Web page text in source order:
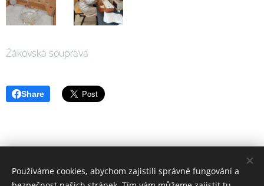
Žákovská souprava
Share
Těšíme se na setkání s Vámi v některém z center!
Používáme cookies, abychom zajistili správné fungování a